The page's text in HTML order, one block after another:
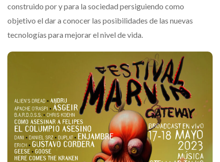
construido por y para la sociedad persiguiendo como
objetivo el dar a conocer las posibilidades de las nuevas
tecnologías para mejorar el nivel de vida.